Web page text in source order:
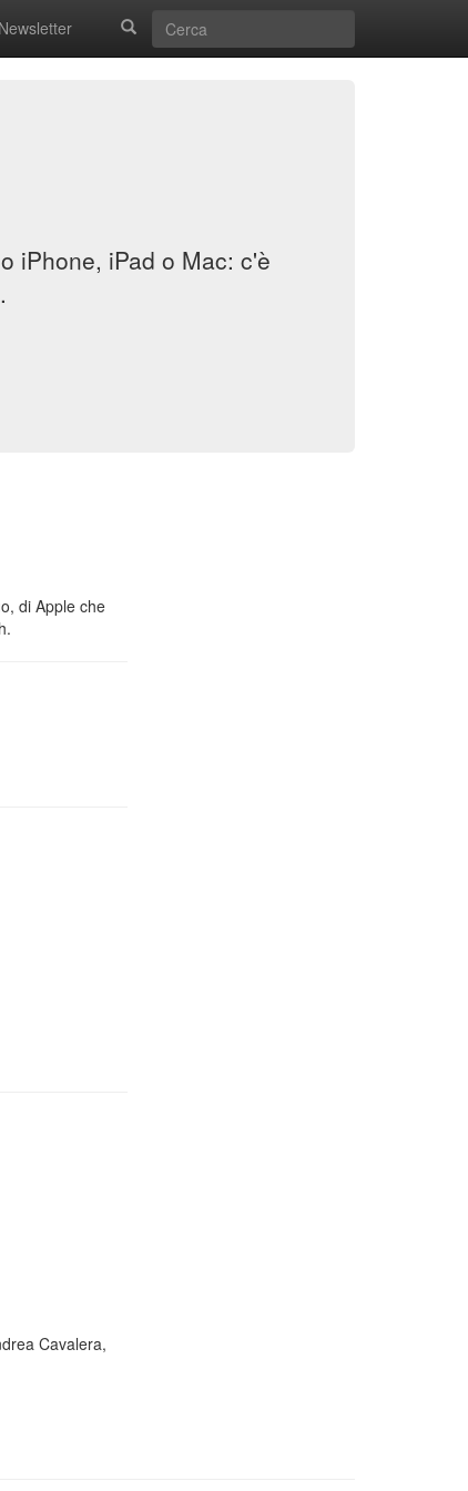
Newsletter
iPhone, iPad o Mac: c'è
di Apple che
Cavalera,